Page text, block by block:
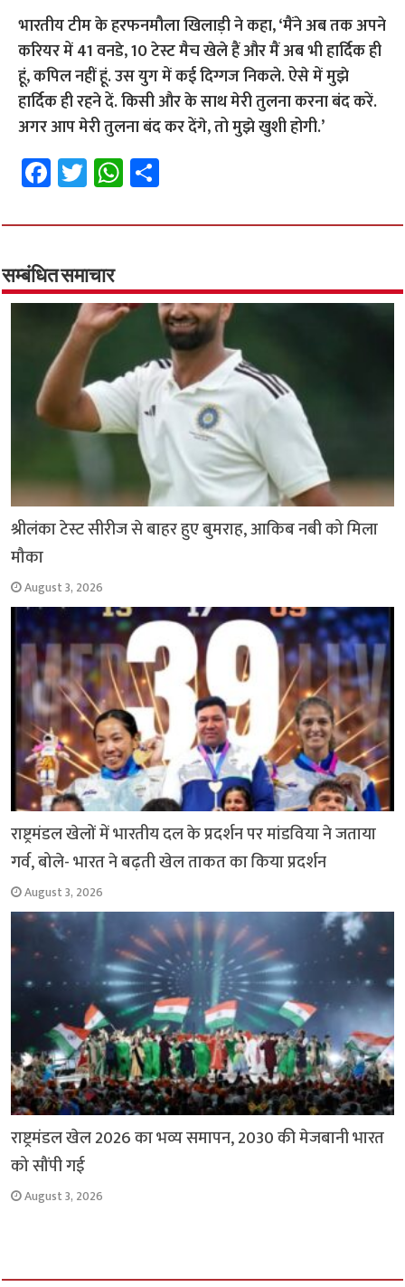
भारतीय टीम के हरफनमौला खिलाड़ी ने कहा, ‘मैंने अब तक अपने
करियर में 41 वनडे, 10 टेस्ट मैच खेले हैं और मैं अब भी हार्दिक ही
हूं, कपिल नहीं हूं. उस युग में कई दिग्गज निकले. ऐसे में मुझे
हार्दिक ही रहने दें. किसी और के साथ मेरी तुलना करना बंद करें.
अगर आप मेरी तुलना बंद कर देंगे, तो मुझे खुशी होगी.’
Fa
ce
b
o
o
k
T
wi
tt
er
W
h
at
p
p
ar
सम्बंधित समाचार
श्रीलंका टेस्ट सीरीज से बाहर हुए बुमराह, आकिब नबी को मिला
मौका
August 3, 2026
राष्ट्रमंडल खेलों में भारतीय दल के प्रदर्शन पर मांडविया ने जताया
गर्व, बोले- भारत ने बढ़ती खेल ताकत का किया प्रदर्शन
August 3, 2026
राष्ट्रमंडल खेल 2026 का भव्य समापन, 2030 की मेजबानी भारत
को सौंपी गई
August 3, 2026